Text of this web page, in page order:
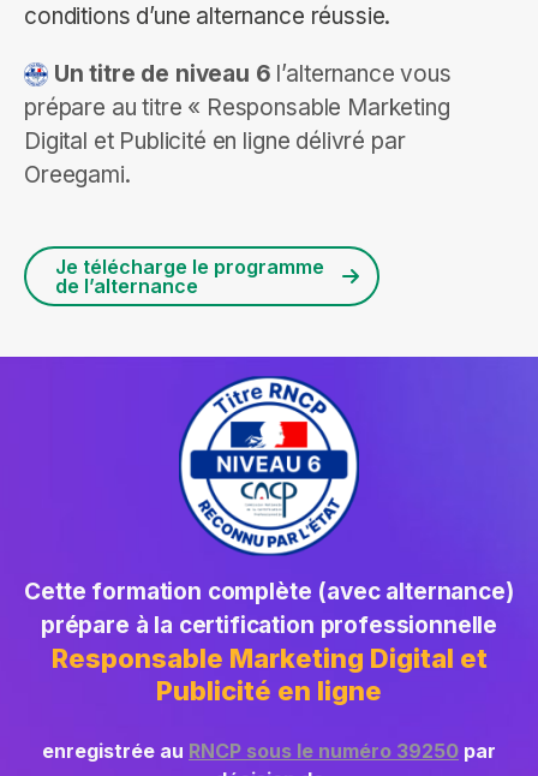
conditions d’une alternance réussie.
Un titre de niveau 6 l’alternance vous
prépare au titre « Responsable Marketing
Digital et Publicité en ligne délivré par
Oreegami.
Je télécharge le programme
de l’alternance
Cette formation complète (avec alternance)
prépare à la certification professionnelle
Responsable Marketing Digital et
Publicité en ligne
enregistrée au RNCP sous le numéro 39250 par